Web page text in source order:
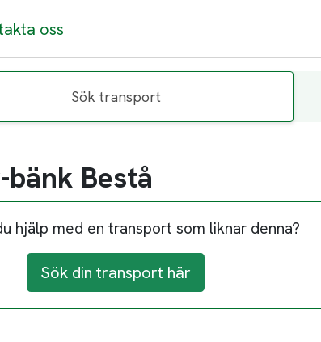
oss
Sök transport
Bestå
hjälp med en transport som liknar denna?
Sök din transport här